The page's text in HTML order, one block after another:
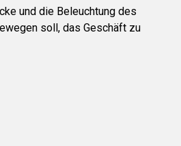
und die Beleuchtung des
soll, das Geschäft zu